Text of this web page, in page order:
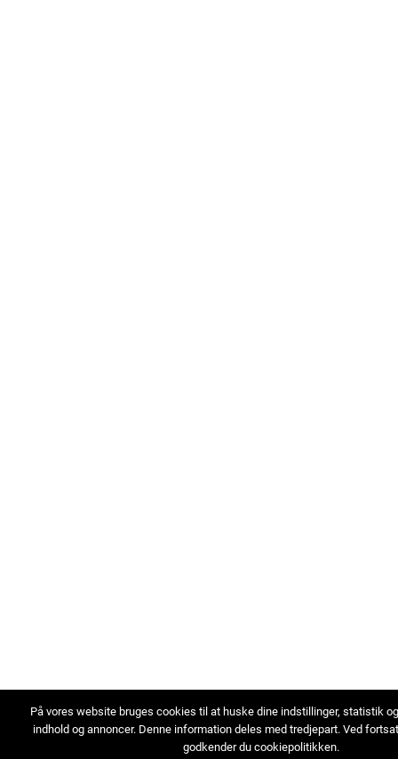
På vores website bruges cookies til at huske dine indstillinger, statistik
indhold og annoncer. Denne information deles med tredjepart. Ved
godkender du cookiepolitikken.